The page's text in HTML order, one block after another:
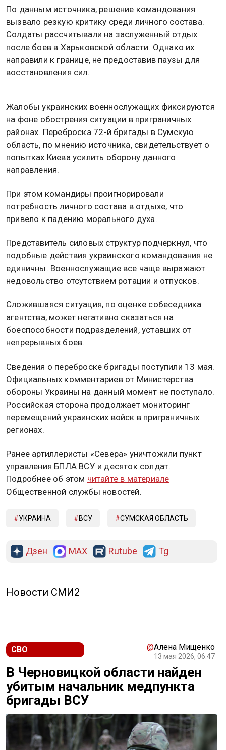
По данным источника, решение командования
вызвало резкую критику среди личного состава.
Солдаты рассчитывали на заслуженный отдых
после боев в Харьковской области. Однако их
направили к границе, не предоставив паузы для
восстановления сил.
Жалобы украинских военнослужащих фиксируются
на фоне обострения ситуации в приграничных
районах. Переброска 72-й бригады в Сумскую
область, по мнению источника, свидетельствует о
попытках Киева усилить оборону данного
направления.
При этом командиры проигнорировали
потребность личного состава в отдыхе, что
привело к падению морального духа.
Представитель силовых структур подчеркнул, что
подобные действия украинского командования не
единичны. Военнослужащие все чаще выражают
недовольство отсутствием ротации и отпусков.
Сложившаяся ситуация, по оценке собеседника
агентства, может негативно сказаться на
боеспособности подразделений, уставших от
непрерывных боев.
Сведения о переброске бригады поступили 13 мая.
Официальных комментариев от Министерства
обороны Украины на данный момент не поступало.
Российская сторона продолжает мониторинг
перемещений украинских войск в приграничных
регионах.
Ранее артиллеристы «Севера» уничтожили пункт
управления БПЛА ВСУ и десяток солдат.
Подробнее об этом читайте в материале
Общественной службы новостей.
УКРАИНА ВСУ СУМСКАЯ ОБЛАСТЬ
Дзен MAX Rutube Tg
Новости СМИ2
СВО @Алена Мищенко
13 мая 2026, 06:47
В Черновицкой области найден
убитым начальник медпункта
бригады ВСУ